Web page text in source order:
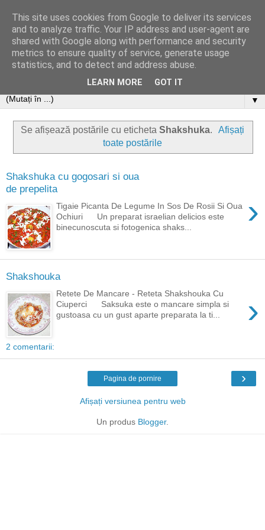
▼
Se afișează postările cu eticheta Shakshuka.
Afișați
toate postările
Shakshuka cu gogosari si oua
de prepelita
›
Tigaie Picanta De Legume In Sos De Rosii Si Oua
Ochiuri Un preparat israelian delicios este
binecunoscuta si fotogenica shaks...
Shakshouka
›
Retete De Mancare - Reteta Shakshouka Cu
Ciuperci Saksuka este o mancare simpla si
gustoasa cu un gust aparte preparata la ti...
2 comentarii:
›
Pagina de pornire
Afișați versiunea pentru web
Un produs Blogger.
This site uses cookies from Google to deliver its services
and to analyze traffic. Your IP address and user-agent are
shared with Google along with performance and security
metrics to ensure quality of service, generate usage
statistics, and to detect and address abuse.
LEARN MORE GOT IT